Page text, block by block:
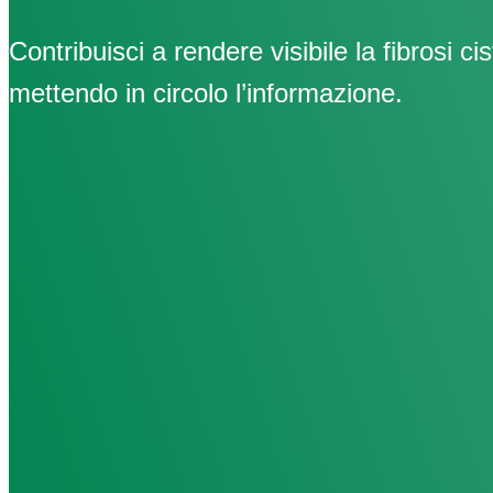
Contribuisci a rendere visibile la fibrosi
mettendo in circolo l’informazione.